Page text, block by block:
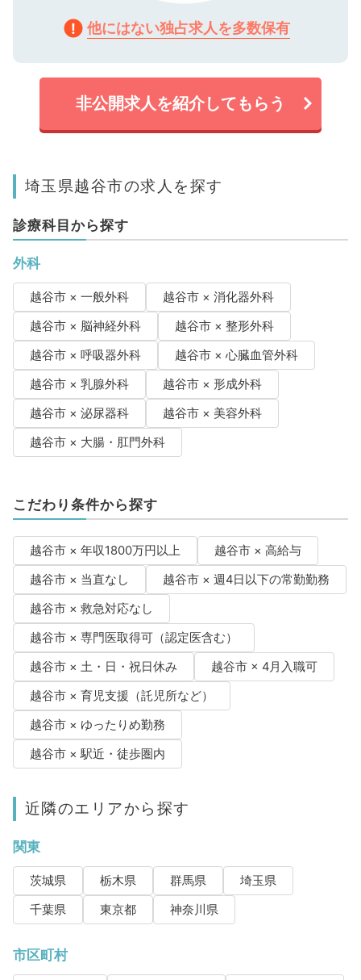
他にはない独占求人を多数保有
非公開求人を紹介してもらう
埼玉県越谷市の求人を探す
診療科目から探す
外科
越谷市 × 一般外科
越谷市 × 消化器外科
越谷市 × 脳神経外科
越谷市 × 整形外科
越谷市 × 呼吸器外科
越谷市 × 心臓血管外科
越谷市 × 乳腺外科
越谷市 × 形成外科
越谷市 × 泌尿器科
越谷市 × 美容外科
越谷市 × 大腸・肛門外科
こだわり条件から探す
越谷市 × 年収1800万円以上
越谷市 × 高給与
越谷市 × 当直なし
越谷市 × 週4日以下の常勤勤務
越谷市 × 救急対応なし
越谷市 × 専門医取得可（認定医含む）
越谷市 × 土・日・祝日休み
越谷市 × 4月入職可
越谷市 × 育児支援（託児所など）
越谷市 × ゆったりめ勤務
越谷市 × 駅近・徒歩圏内
近隣のエリアから探す
関東
茨城県 栃木県 群馬県
埼玉県
千葉県
東京都 神奈川県
市区町村